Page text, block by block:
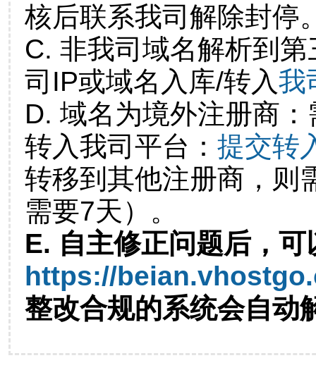
核后联系我司解除封停
C. 非我司域名解析到
司IP或域名入库/转入我
D. 域名为境外注册商
转入我司平台： 提交转
转移到其他注册商，则
需要7天）。
E. 自主修正问题后，可
https://
整改合规的系统会自动